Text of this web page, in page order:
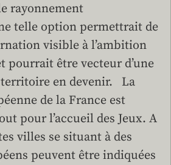
rayonnement
telle option permettrait de
visible à l’ambition
pourrait être vecteur d’une
en devenir. La
de la France est
pour l’accueil des Jeux. A
villes se situant à des
peuvent être indiquées